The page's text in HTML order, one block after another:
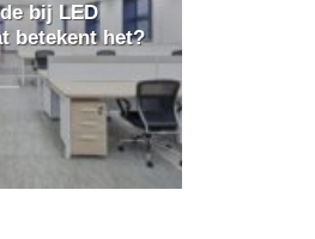
bij LED
betekent het?